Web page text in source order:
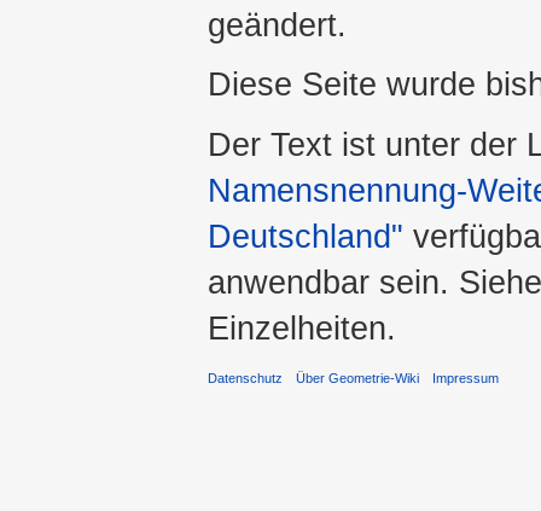
geändert.
Diese Seite wurde
Der Text ist unter der
Namensnennung-
Deutschland"
anwendbar sein.
Einzelheiten.
Datenschutz Über Geometrie-Wiki Impressum